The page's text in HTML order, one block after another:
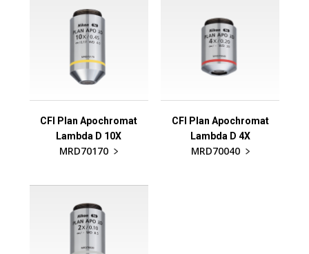
CFI Plan Apochromat
Lambda D 10X
MRD70170
CFI Plan Apochromat
Lambda D 4X
MRD70040